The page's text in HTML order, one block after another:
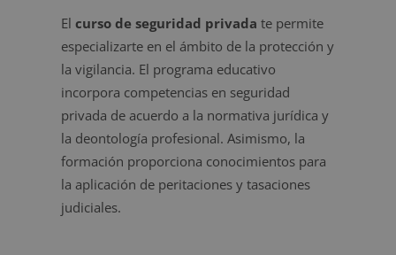
El curso de seguridad privada te permite
especializarte en el ámbito de la protección y
la vigilancia. El programa educativo
incorpora competencias en seguridad
privada de acuerdo a la normativa jurídica y
la deontología profesional. Asimismo, la
formación proporciona conocimientos para
la aplicación de peritaciones y tasaciones
judiciales.